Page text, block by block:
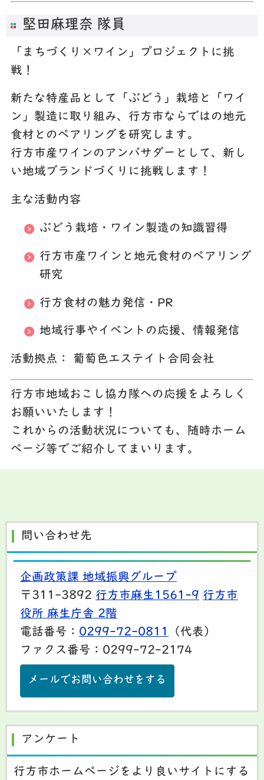
堅田麻理奈 隊員
「まちづくり×ワイン」プロジェクトに挑
戦！
新たな特産品として「ぶどう」栽培と「ワイ
ン」製造に取り組み、行方市ならではの地元
食材とのペアリングを研究します。
行方市産ワインのアンバサダーとして、新し
い地域ブランドづくりに挑戦します！
主な活動内容
ぶどう栽培・ワイン製造の知識習得
行方市産ワインと地元食材のペアリング
研究
行方食材の魅力発信・PR
地域行事やイベントの応援、情報発信
活動拠点： 葡萄色エステイト合同会社
行方市地域おこし協力隊への応援をよろしく
お願いいたします！
これからの活動状況についても、随時ホーム
ページ等でご紹介してまいります。
問い合わせ先
企画政策課 地域振興グループ
〒311-3892 行方市麻生1561-9 行方市
役所 麻生庁舎 2階
電話番号： 0299-72-0811
（代表）
ファクス番号：0299-72-2174
メールでお問い合わせをする
アンケート
行方市ホームページをより良いサイトにする